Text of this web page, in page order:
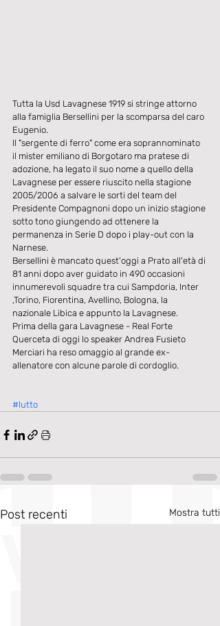
Tutta la Usd Lavagnese 1919 si stringe attorno
alla famiglia Bersellini per la scomparsa del caro
Eugenio.
Il "sergente di ferro" come era soprannominato
il mister emiliano di Borgotaro ma pratese di
adozione, ha legato il suo nome a quello della
Lavagnese per essere riuscito nella stagione
2005/2006 a salvare le sorti del team del
Presidente Compagnoni dopo un inizio stagione
sotto tono giungendo ad ottenere la
permanenza in Serie D dopo i play-out con la
Narnese.
Bersellini è mancato quest'oggi a Prato all'età di
81 anni dopo aver guidato in 490 occasioni
innumerevoli squadre tra cui Sampdoria, Inter
,Torino, Fiorentina, Avellino, Bologna, la
nazionale Libica e appunto la Lavagnese.
Prima della gara Lavagnese - Real Forte
Querceta di oggi lo speaker Andrea Fusieto
Merciari ha reso omaggio al grande ex-
allenatore con alcune parole di cordoglio.
#lutto
Post recenti Mostra tutti